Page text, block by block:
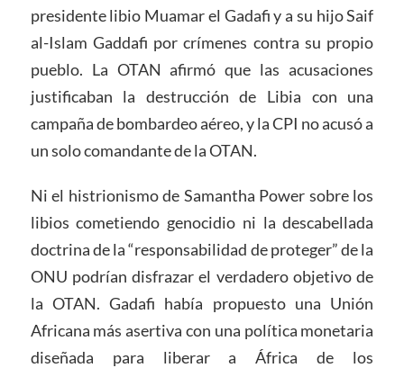
presidente libio Muamar el Gadafi y a su hijo Saif
al-Islam Gaddafi por crímenes contra su propio
pueblo. La OTAN afirmó que las acusaciones
justificaban la destrucción de Libia con una
campaña de bombardeo aéreo, y la CPI no acusó a
un solo comandante de la OTAN.
Ni el histrionismo de Samantha Power sobre los
libios cometiendo genocidio ni la descabellada
doctrina de la “responsabilidad de proteger” de la
ONU podrían disfrazar el verdadero objetivo de
la OTAN. Gadafi había propuesto una Unión
Africana más asertiva con una política monetaria
diseñada para liberar a África de los